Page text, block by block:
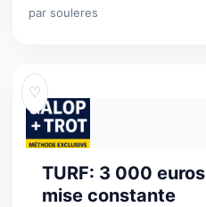
par souleres
♡
TURF: 3 000
mise constante